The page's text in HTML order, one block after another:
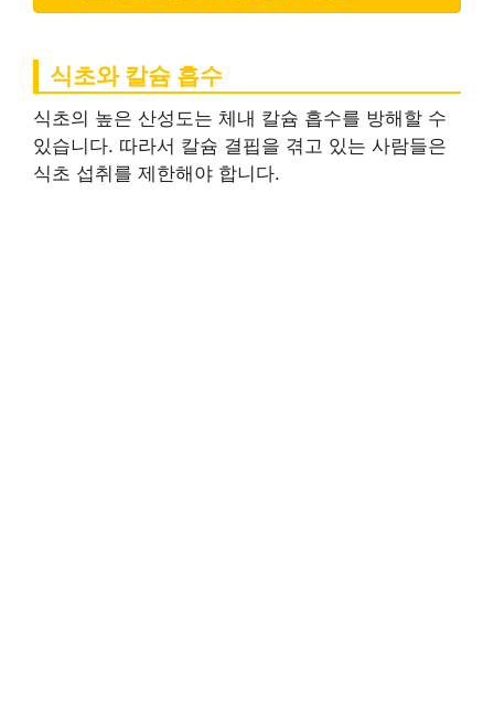
식초와 칼슘 흡수
식초의 높은 산성도는 체내 칼슘 흡수를 방해할 수
있습니다. 따라서 칼슘 결핍을 겪고 있는 사람들은
식초 섭취를 제한해야 합니다.